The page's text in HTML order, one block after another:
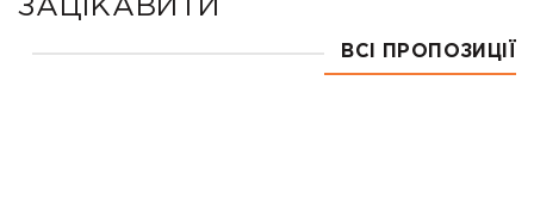
ЗАЦІКАВИТИ
ВСІ ПРОПОЗИЦІЇ